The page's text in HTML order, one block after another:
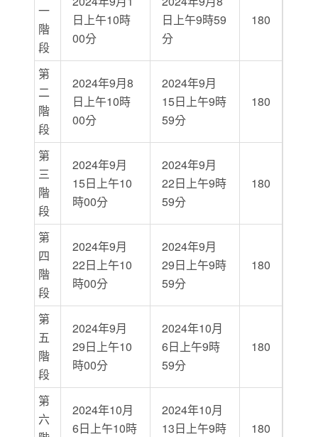
一
階
段
日上午10時
00分
日上午9時59
分
180
第
二
階
段
2024年9月8
日上午10時
00分
2024年9月
15日上午9時
59分
180
第
三
階
段
2024年9月
15日上午10
時00分
2024年9月
22日上午9時
59分
180
第
四
階
段
2024年9月
22日上午10
時00分
2024年9月
29日上午9時
59分
180
第
五
階
段
2024年9月
29日上午10
時00分
2024年10月
6日上午9時
59分
180
第
六
2024年10月
6日上午10時
2024年10月
13日上午9時
180